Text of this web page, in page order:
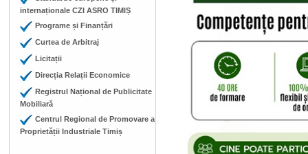
internaționale CZI ASRO TIMIȘ
Programe și Finanțări
Curtea de Arbitraj
Licitații
Direcția Relații Economice
Registrul Național de Publicitate
Mobiliară
Centrul Regional de Promovare a
Proprietății Industriale Timiș